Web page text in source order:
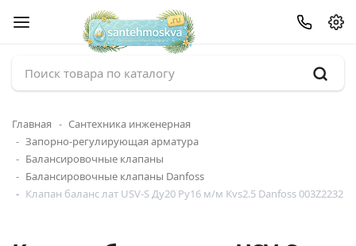
Главная
Сантехника инженерная
Запорно-регулирующая арматура
Балансировочные клапаны
Балансировочные клапаны Danfoss
Клапан баланс лат USV-S Ду20 Ру16 м/м Kvs2.5 Danfoss 003Z2232